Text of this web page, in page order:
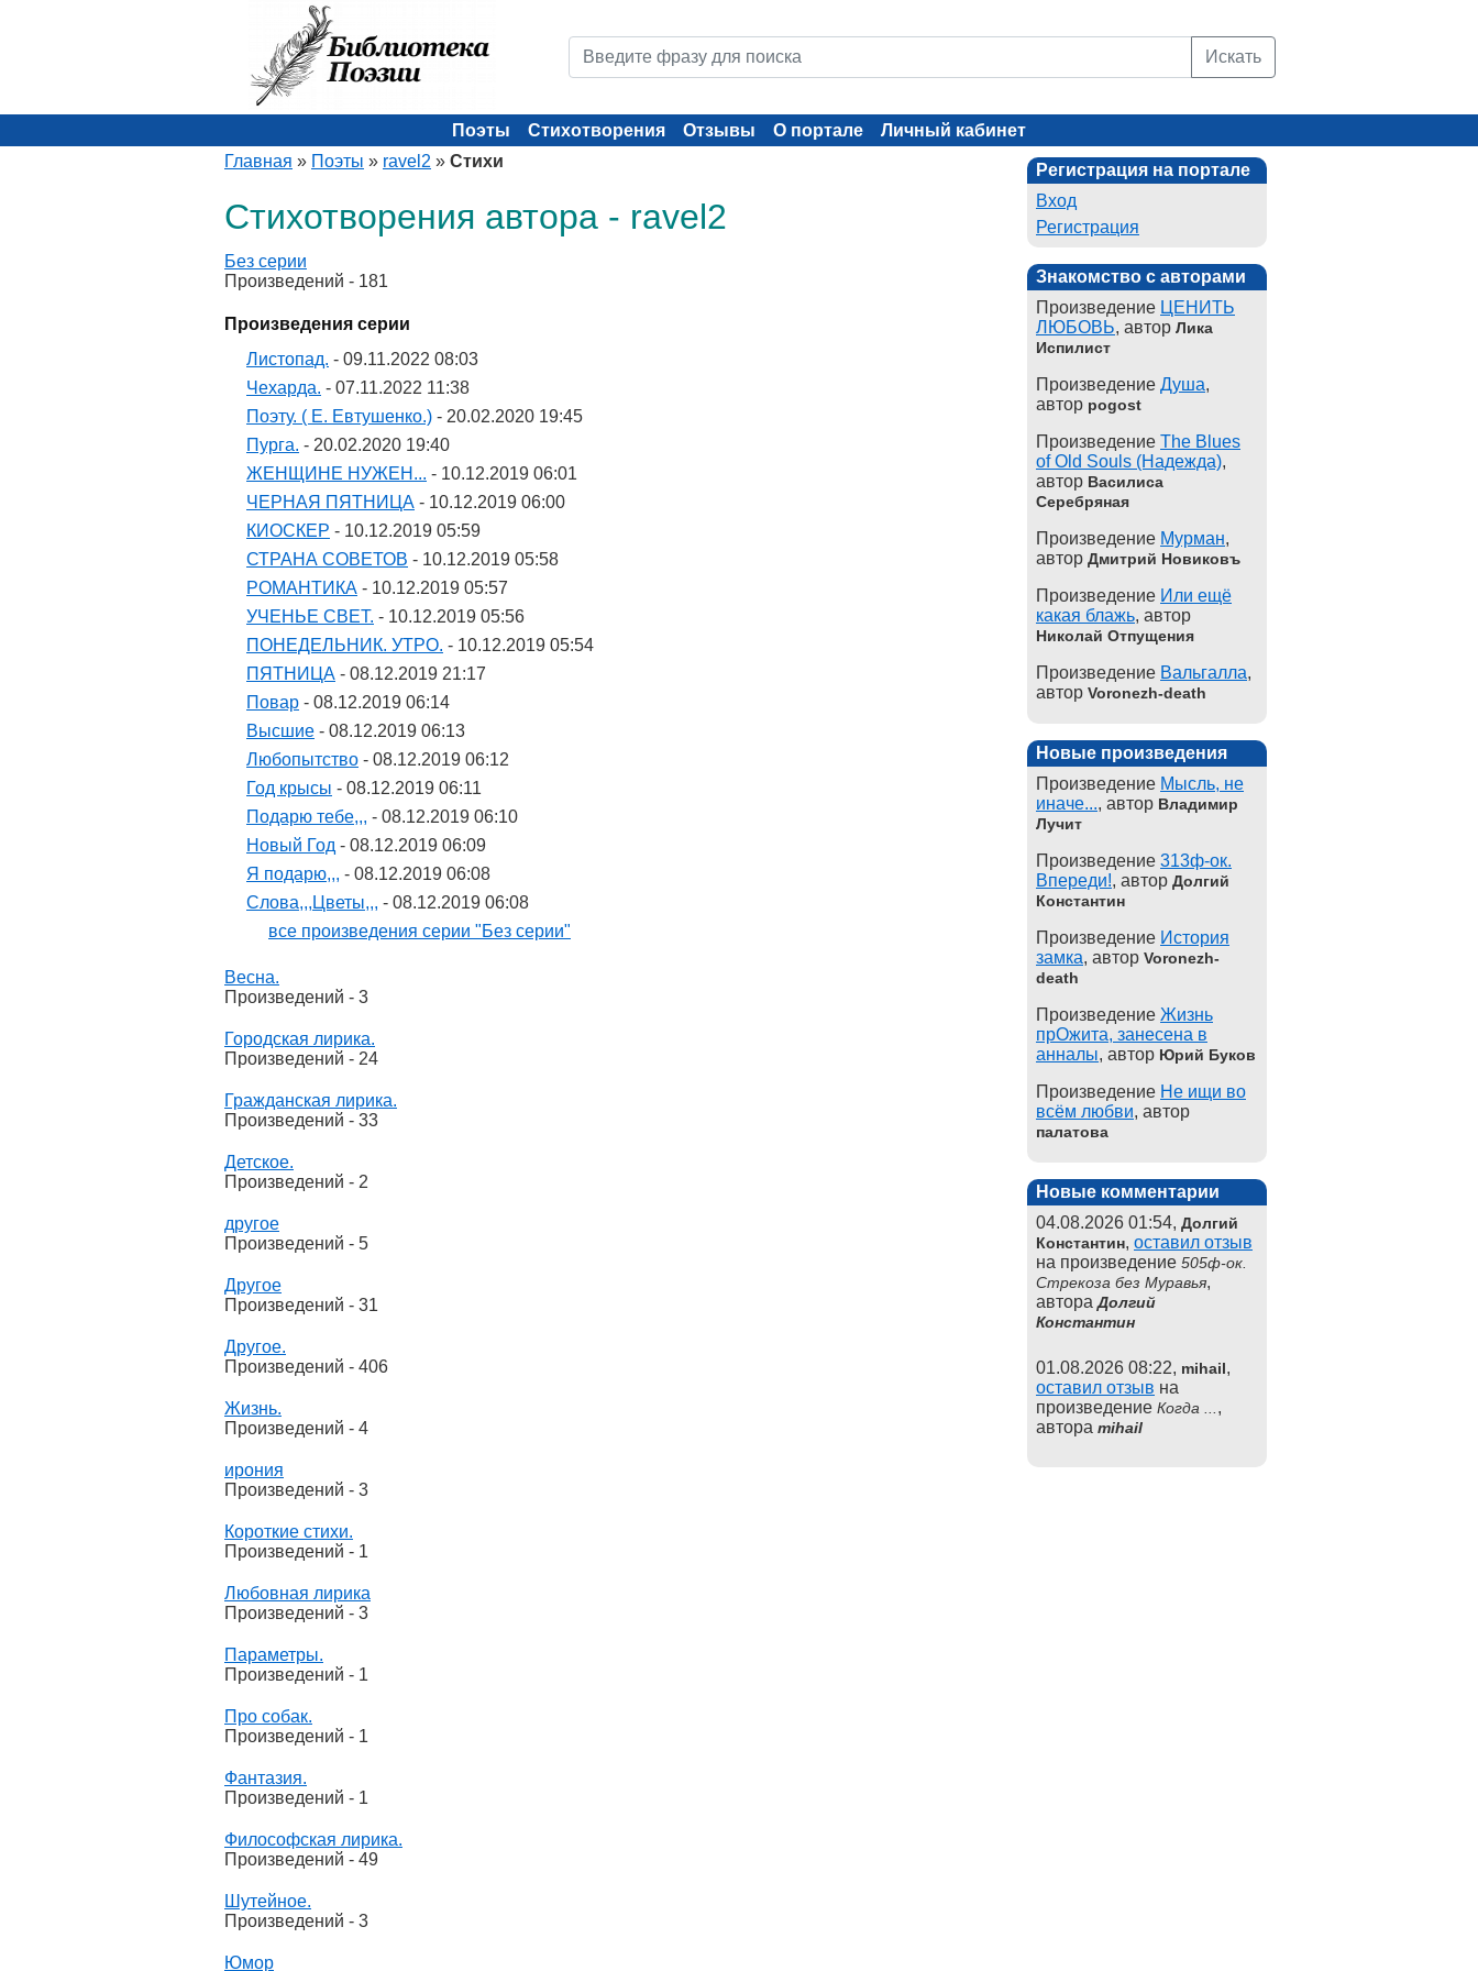
Искать
Поэты Стихотворения Отзывы О портале
Личный кабинет
Главная » Поэты » ravel2 » Стихи
Стихотворения автора - ravel2
Без серии
Произведений - 181
Произведения серии
Листопад. - 09.11.2022 08:03
Чехарда. - 07.11.2022 11:38
Поэту. ( Е. Евтушенко.) - 20.02.2020 19:45
Пурга. - 20.02.2020 19:40
ЖЕНЩИНЕ НУЖЕН... - 10.12.2019 06:01
ЧЕРНАЯ ПЯТНИЦА - 10.12.2019 06:00
КИОСКЕР - 10.12.2019 05:59
СТРАНА СОВЕТОВ - 10.12.2019 05:58
РОМАНТИКА - 10.12.2019 05:57
УЧЕНЬЕ СВЕТ. - 10.12.2019 05:56
ПОНЕДЕЛЬНИК. УТРО. - 10.12.2019 05:54
ПЯТНИЦА - 08.12.2019 21:17
Повар - 08.12.2019 06:14
Высшие - 08.12.2019 06:13
Любопытство - 08.12.2019 06:12
Год крысы - 08.12.2019 06:11
Подарю тебе,,, - 08.12.2019 06:10
Новый Год - 08.12.2019 06:09
Я подарю,,, - 08.12.2019 06:08
Слова,,,Цветы,,, - 08.12.2019 06:08
все произведения серии "Без серии"
Весна.
Произведений - 3
Городская лирика.
Произведений - 24
Гражданская лирика.
Произведений - 33
Детское.
Произведений - 2
другое
Произведений - 5
Другое
Произведений - 31
Другое.
Произведений - 406
Жизнь.
Произведений - 4
ирония
Произведений - 3
Короткие стихи.
Произведений - 1
Любовная лирика
Произведений - 3
Параметры.
Произведений - 1
Про собак.
Произведений - 1
Фантазия.
Произведений - 1
Философская лирика.
Произведений - 49
Шутейное.
Произведений - 3
Юмор
Регистрация на портале
Вход
Регистрация
Знакомство с авторами
Произведение ЦЕНИТЬ
ЛЮБОВЬ, автор Лика
Испилист
Произведение Душа,
автор pogost
Произведение The Blues
of Old Souls (Надежда),
автор Василиса
Серебряная
Произведение Мурман,
автор Дмитрий Новиковъ
Произведение Или ещё
какая блажь, автор
Николай Отпущения
Произведение Вальгалла,
автор Voronezh-death
Новые произведения
Произведение Мысль, не
иначе..., автор Владимир
Лучит
Произведение 313ф-ок.
Впереди!, автор Долгий
Константин
Произведение История
замка, автор Voronezh-
death
Произведение Жизнь
прОжита, занесена в
анналы, автор Юрий Буков
Произведение Не ищи во
всём любви, автор
палатова
Новые комментарии
04.08.2026 01:54, Долгий
Константин, оставил отзыв
на произведение 505ф-ок.
Стрекоза без Муравья,
автораДолгий
Константин
01.08.2026 08:22, mihail,
оставил отзыв на
произведение Когда ... ,
автора mihail